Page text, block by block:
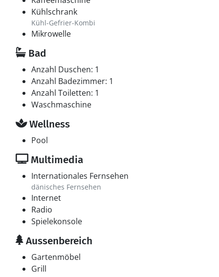
Kühlschrank
Kühl-Gefrier-Kombi
Mikrowelle
Bad
Anzahl Duschen: 1
Anzahl Badezimmer: 1
Anzahl Toiletten: 1
Waschmaschine
Wellness
Pool
Multimedia
Internationales Fernsehen
dänisches Fernsehen
Internet
Radio
Spielekonsole
Aussenbereich
Gartenmöbel
Grill